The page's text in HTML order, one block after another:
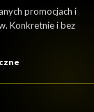
promocjach i
Konkretnie i bez